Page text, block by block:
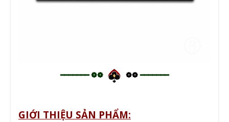
━━━━━━━ ❁❁ ❁❁ ━━━━━━━
GIỚI THIỆU SẢN PHẨM: